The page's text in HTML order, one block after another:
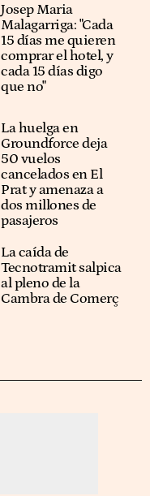
​​Josep Maria
Malagarriga: "Cada
15 días me quieren
comprar el hotel, y
cada 15 días digo
que no"
La huelga en
Groundforce deja
50 vuelos
cancelados en El
Prat y amenaza a
dos millones de
pasajeros
La caída de
Tecnotramit salpica
al pleno de la
Cambra de Comerç